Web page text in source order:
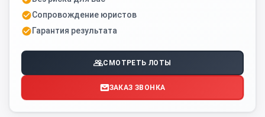
Сопровождение юристов
Гарантия результата
СМОТРЕТЬ ЛОТЫ
ЗАКАЗ ЗВОНКА